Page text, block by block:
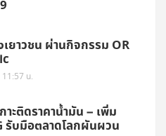
ยาวชน ผ่านกิจกรรม OR
น.
าะติดราคาน้ำมัน – เพิ่ม
รับมือตลาดโลกผันผวน